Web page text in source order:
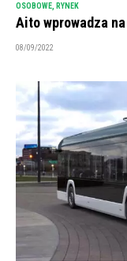
OSOBOWE RYNEK
Aito wprowadza
08/09/2022